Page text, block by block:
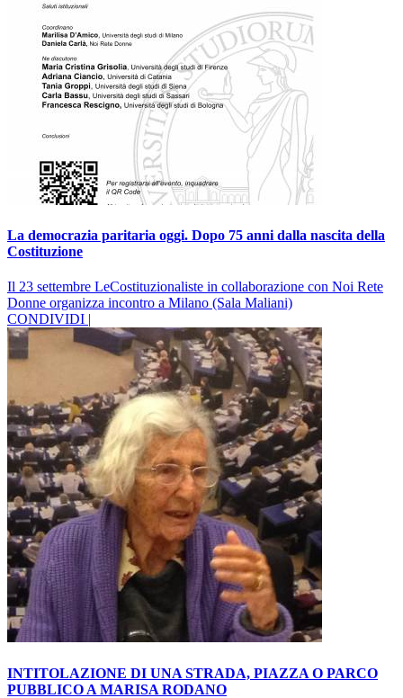
La democrazia paritaria oggi. Dopo 75 anni dalla nascita della
Costituzione
Il 23 settembre LeCostituzionaliste in collaborazione con Noi Rete
Donne organizza incontro a Milano (Sala Maliani)
CONDIVIDI |
INTITOLAZIONE DI UNA STRADA, PIAZZA O PARCO
PUBBLICO A MARISA RODANO